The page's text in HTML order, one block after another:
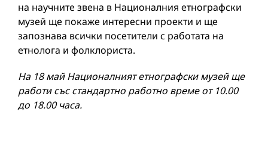
на научните звена в Националния етнографски
музей ще покаже интересни проекти и ще
запознава всички посетители с работата на
етнолога и фолклориста.
На 18 май Националният етнографски музей ще
работи със стандартно работно време от 10.00
до 18.00 часа.